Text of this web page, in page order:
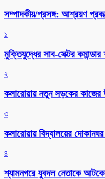
সম্পাদকীয়/প্রসঙ্গ: আশ্রয়ণ
১
মুক্তিযুদ্ধের সাব-সেক্টর কমান্ডার
২
কলারোয়ায় নতুন সড়কের
৩
কলারোয়ায় বিদ্যালয়ের
৪
শ্যামনগরে যুবদল নেতাকে